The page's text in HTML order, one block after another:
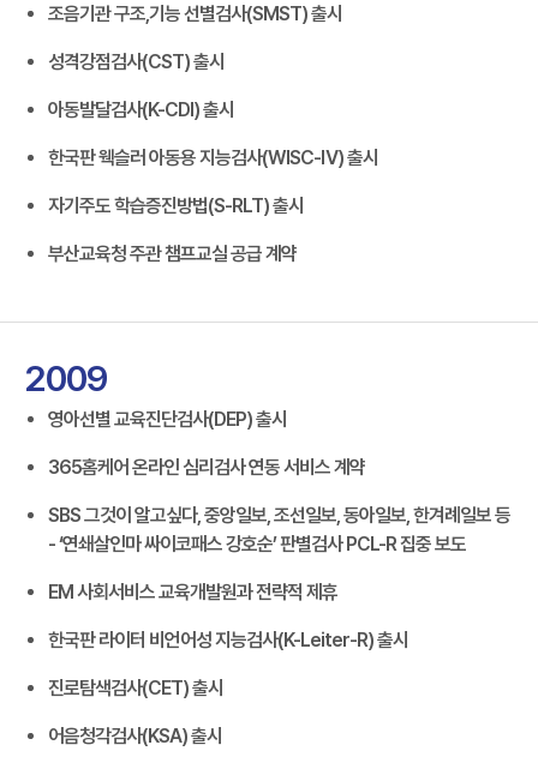
조음기관 구조,기능 선별검사(SMST) 출시
성격강점검사(CST) 출시
아동발달검사(K-CDI) 출시
한국판 웩슬러 아동용 지능검사(WISC-Ⅳ) 출시
자기주도 학습증진방법(S-RLT) 출시
부산교육청 주관 챔프교실 공급 계약
2009
영아선별 교육진단검사(DEP) 출시
365홈케어 온라인 심리검사 연동 서비스 계약
SBS 그것이 알고싶다, 중앙일보, 조선일보, 동아일보, 한겨례일보 등
- ‘연쇄살인마 싸이코패스 강호순’ 판별검사 PCL-R 집중 보도
EM 사회서비스 교육개발원과 전략적 제휴
한국판 라이터 비언어성 지능검사(K-Leiter-R) 출시
진로탐색검사(CET) 출시
어음청각검사(KSA) 출시